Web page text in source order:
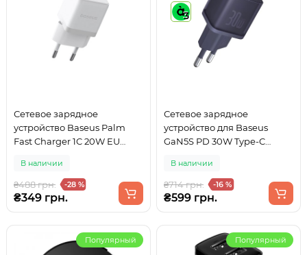
Сетевое зарядное
устройство Baseus Palm
Fast Charger 1C 20W EU
В наличии
₴488 грн. -28 %
₴349 грн.
3
Сетевое зарядное
устройство для Baseus
GaN5S PD 30W Type-C
(P10162504523-00)
В наличии
₴714 грн. -16 %
₴599 грн.
Популярный Популярный